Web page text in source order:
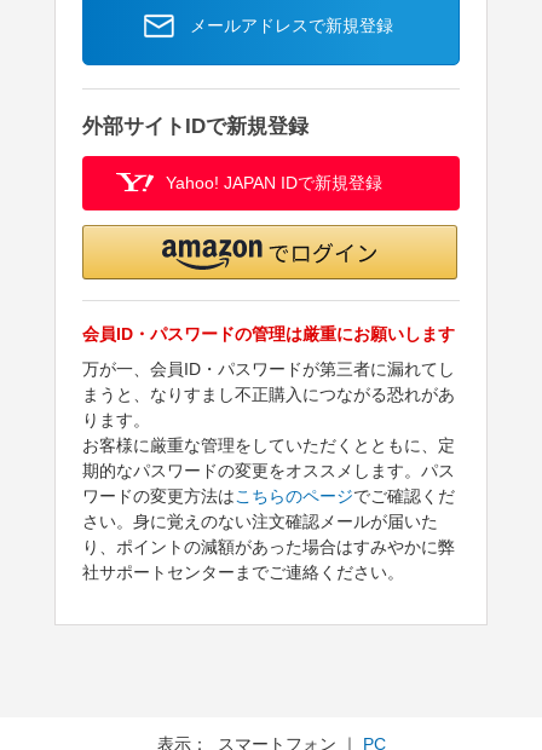
メールアドレスで新規登録
外部サイトIDで新規登録
Yahoo! JAPAN IDで新規登録
会員ID・パスワードの管理は厳重にお願いします
万が一、会員ID・パスワードが第三者に漏れてし
まうと、なりすまし不正購入につながる恐れがあ
ります。
お客様に厳重な管理をしていただくとともに、定
期的なパスワードの変更をオススメします。パス
ワードの変更方法はこちらのページでご確認くだ
さい。身に覚えのない注文確認メールが届いた
り、ポイントの減額があった場合はすみやかに弊
社サポートセンターまでご連絡ください。
表示： スマートフォン ｜ PC